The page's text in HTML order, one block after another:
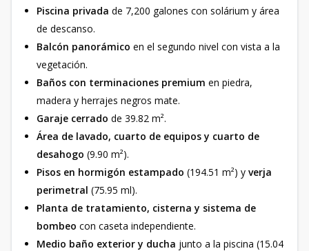
Piscina privada de 7,200 galones con solárium y área
de descanso.
Balcón panorámico en el segundo nivel con vista a la
vegetación.
Baños con terminaciones premium en piedra,
madera y herrajes negros mate.
Garaje cerrado de 39.82 m².
Área de lavado, cuarto de equipos y cuarto de
desahogo (9.90 m²).
Pisos en hormigón estampado (194.51 m²) y verja
perimetral (75.95 ml).
Planta de tratamiento, cisterna y sistema de
bombeo con caseta independiente.
Medio baño exterior y ducha junto a la piscina (15.04